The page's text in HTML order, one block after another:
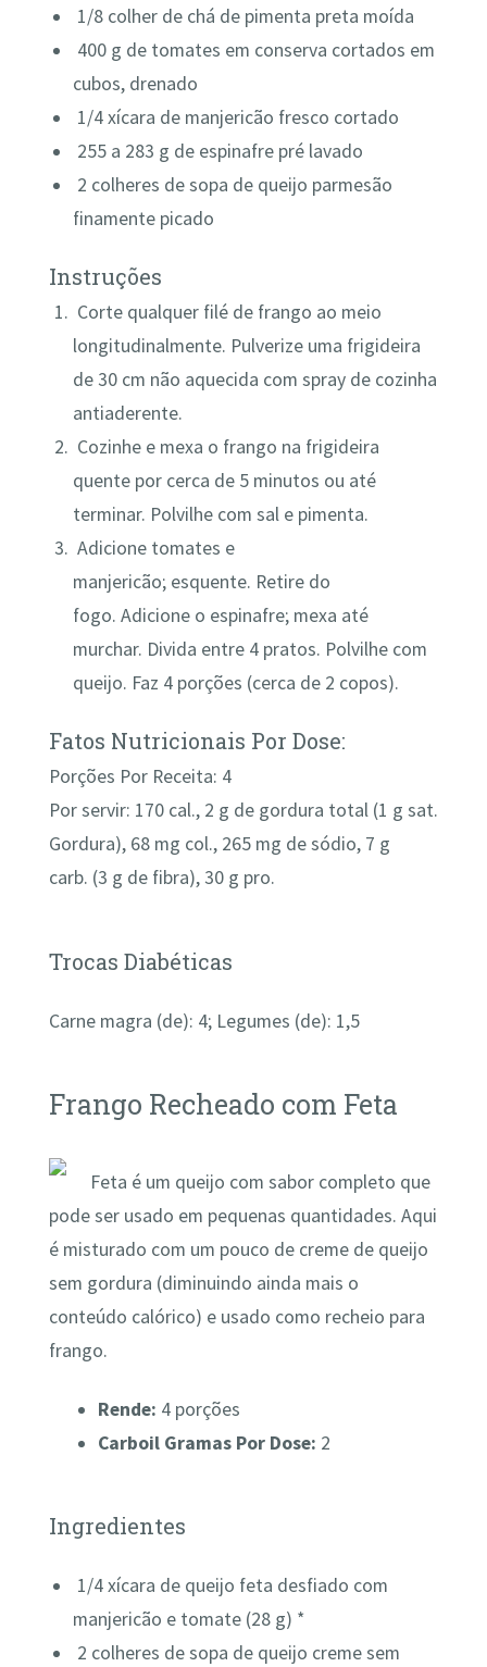
1/8 colher de chá de pimenta preta moída
400 g de tomates em conserva cortados em
cubos, drenado
1/4xícara de manjericão fresco cortado
255 a 283 g de espinafre pré lavado
2 colheres desopa de queijo parmesão
finamente picado
Instruções
Corte qualquer filé de frango ao meio
longitudinalmente. Pulverize uma frigideira
de 30 cm não aquecida com spray de cozinha
antiaderente.
Cozinhe e mexa o frango na frigideira
quente por cerca de 5 minutos ou até
terminar. Polvilhe com sal e pimenta.
Adicione tomates e
manjericão; esquente. Retire do
fogo. Adicione o espinafre; mexa até
murchar. Divida entre 4 pratos. Polvilhe com
queijo. Faz 4 porções (cerca de 2 copos).
Fatos Nutricionais Por Dose:
Porções Por Receita: 4
Por servir: 170 cal., 2 g de gordura total (1 g sat.
Gordura), 68 mg col., 265 mg de sódio, 7 g
carb. (3 g de fibra), 30 g pro.
Trocas Diabéticas
Carne magra (de): 4; Legumes (de): 1,5
Frango Recheado com Feta
Feta é um queijo com sabor completo que
pode ser usado em pequenas quantidades. Aqui
é misturado com um pouco de creme de queijo
sem gordura (diminuindo ainda mais o
conteúdo calórico) e usado como recheio para
frango.
Rende: 4 porções
Carboil Gramas Por Dose: 2
Ingredientes
1/4xícara de queijo feta desfiado com
manjericão e tomate (28 g) *
2 colheres desopa de queijo creme sem